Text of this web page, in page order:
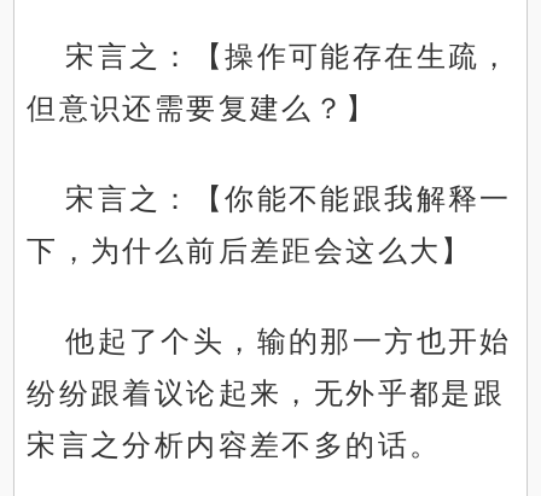
宋言之：【操作可能存在生疏，
但意识还需要复建么？】
宋言之：【你能不能跟我解释一
下，为什么前后差距会这么大】
他起了个头，输的那一方也开始
纷纷跟着议论起来，无外乎都是跟
宋言之分析内容差不多的话。